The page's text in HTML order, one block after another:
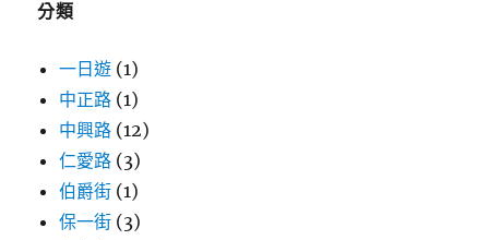
分類
一日遊 (1)
中正路 (1)
中興路 (12)
仁愛路 (3)
伯爵街 (1)
保一街 (3)